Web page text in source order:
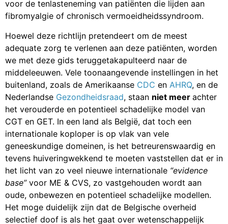
voor de tenlasteneming van patiënten die lijden aan
fibromyalgie of chronisch vermoeidheidssyndroom.
Hoewel deze richtlijn pretendeert om de meest
adequate zorg te verlenen aan deze patiënten, worden
we met deze gids teruggetakapulteerd naar de
middeleeuwen. Vele toonaangevende instellingen in het
buitenland, zoals de Amerikaanse CDC en AHRQ, en de
Nederlandse Gezondheidsraad, staan niet meer achter
het verouderde en potentieel schadelijke model van
CGT en GET. In een land als België, dat toch een
internationale koploper is op vlak van vele
geneeskundige domeinen, is het betreurenswaardig en
tevens huiveringwekkend te moeten vaststellen dat er in
het licht van zo veel nieuwe internationale “evidence
base” voor ME & CVS, zo vastgehouden wordt aan
oude, onbewezen en potentieel schadelijke modellen.
Het moge duidelijk zijn dat de Belgische overheid
selectief doof is als het gaat over wetenschappelijk